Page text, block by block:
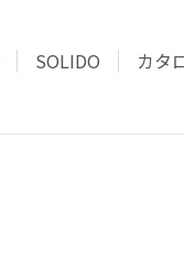
SOLIDO カタ